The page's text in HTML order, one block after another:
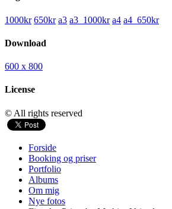
1000kr 650kr a3 a3_1000kr a4 a4_650kr
Download
600 x 800
License
© All rights reserved
Forside
Booking og priser
Portfolio
Albums
Om mig
Nye fotos